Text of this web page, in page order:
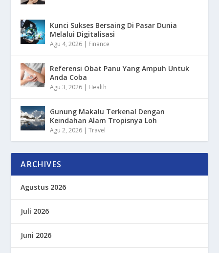
Kunci Sukses Bersaing Di Pasar Dunia
Melalui Digitalisasi
Agu 4, 2026 | Finance
Referensi Obat Panu Yang Ampuh Untuk
Anda Coba
Agu 3, 2026 | Health
Gunung Makalu Terkenal Dengan
Keindahan Alam Tropisnya Loh
Agu 2, 2026 |Travel
ARCHIVES
Agustus 2026
Juli 2026
Juni 2026